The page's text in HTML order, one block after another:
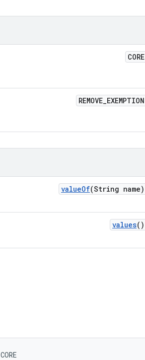
CORE
REMOVE_EXEMPTION
valueOf(String name)
values()
CORE